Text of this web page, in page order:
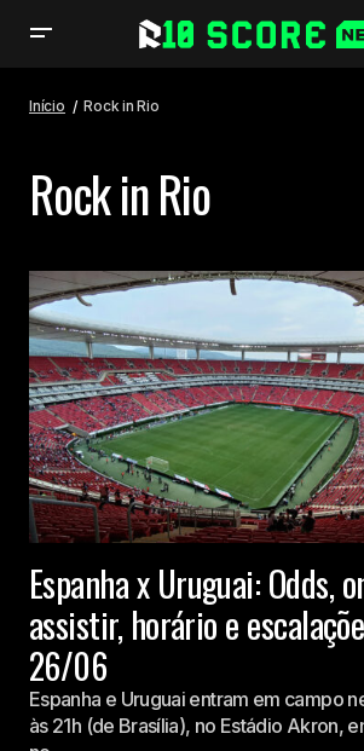
Início Rock in Rio
Rock in Rio
Espanha x Uruguai: Odds,
assistir, horário e
26/06
Espanha e Uruguai entram em campo
às 21h (de Brasília), no Estádio Akron,